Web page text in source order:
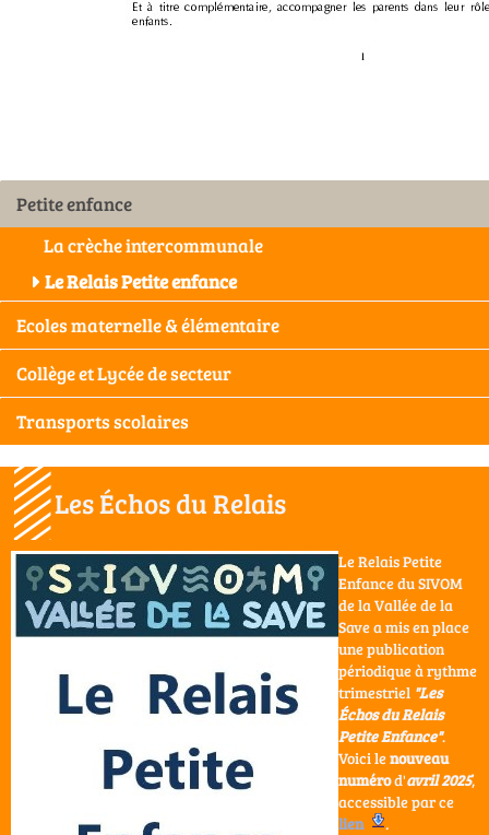
Petite enfance
La crèche intercommunale
Le Relais Petite enfance
Ecoles maternelle & élémentaire
Collège et Lycée de secteur
Transports scolaires
Les Échos du Relais
Le Relais Petite
Enfance du SIVOM
de la Vallée de la
Save a mis en place
une publication
périodique à rythme
trimestriel "Les
Échos du Relais
Petite Enfance".
Voici lenouveau
numérod'avril 2025,
accessible par ce
lien
.